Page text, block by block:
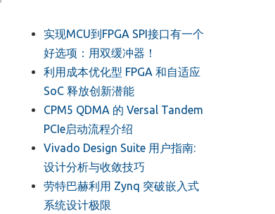
实现MCU到FPGA SPI接口有一个
好选项：用双缓冲器！
利用成本优化型 FPGA 和自适应
SoC 释放创新潜能
CPM5 QDMA 的 Versal Tandem
PCIe启动流程介绍
Vivado Design Suite 用户指南:
设计分析与收敛技巧
劳特巴赫利用 Zynq 突破嵌入式
系统设计极限